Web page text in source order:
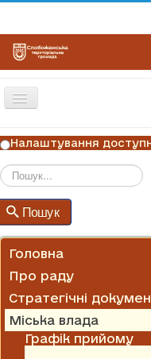
Перемикач
ГОЛОВНА
НОВИНИ
ОГОЛОШЕННЯ
ГРАФІКИ
Налаштування
Пошук
Головна
Про раду
Стратегічні
Міська влада
Графік прийому